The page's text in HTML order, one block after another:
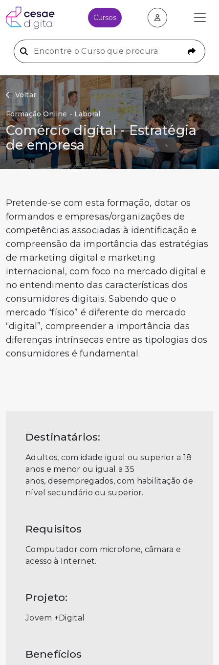
Cursos
Voltar
Formação Online - Laboral
Comércio digital - Estratégia
de empresa
Pretende-se com esta formação, dotar os
formandos e empresas/organizações de
competências associadas à identificação e
compreensão da importância das estratégias
de marketing digital e marketing
internacional, com foco no mercado digital e
no entendimento das características dos
consumidores digitais. Sabendo que o
mercado “físico” é diferente do mercado
“digital”, compreender a importância das
diferenças intrínsecas entre as tipologias dos
consumidores é fundamental.
Destinatários:
Adultos, com idade igual ou superior a 18
anos e menor ou igual a 35
anos, desempregados, com habilitação de
nível secundário ou superior.
Requisitos
Computador com microfone, câmara e
acesso à Internet.
Projeto:
Jovem +Digital
Benefícios